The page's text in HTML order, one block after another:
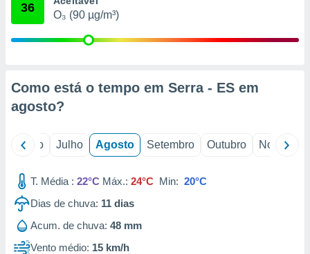
de
1199
36
O₃ (90 µg/m³)
Como está o tempo em Serra - ES em
agosto?
Junho Julho Agosto Setembro Outubro Novembro
T. Média : 22°C Máx.: 24°C Min: 20°C
Dias de chuva: 11 dias
Acum. de chuva: 48 mm
Vento médio: 15 km/h